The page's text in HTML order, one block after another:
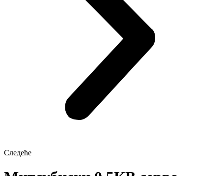
Следеће